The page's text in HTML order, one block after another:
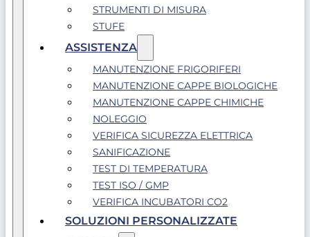
STRUMENTI DI MISURA
STUFE
ASSISTENZA
MANUTENZIONE FRIGORIFERI
MANUTENZIONE CAPPE BIOLOGICHE
MANUTENZIONE CAPPE CHIMICHE
NOLEGGIO
VERIFICA SICUREZZA ELETTRICA
SANIFICAZIONE
TEST DI TEMPERATURA
TEST ISO / GMP
VERIFICA INCUBATORI CO2
SOLUZIONI PERSONALIZZATE